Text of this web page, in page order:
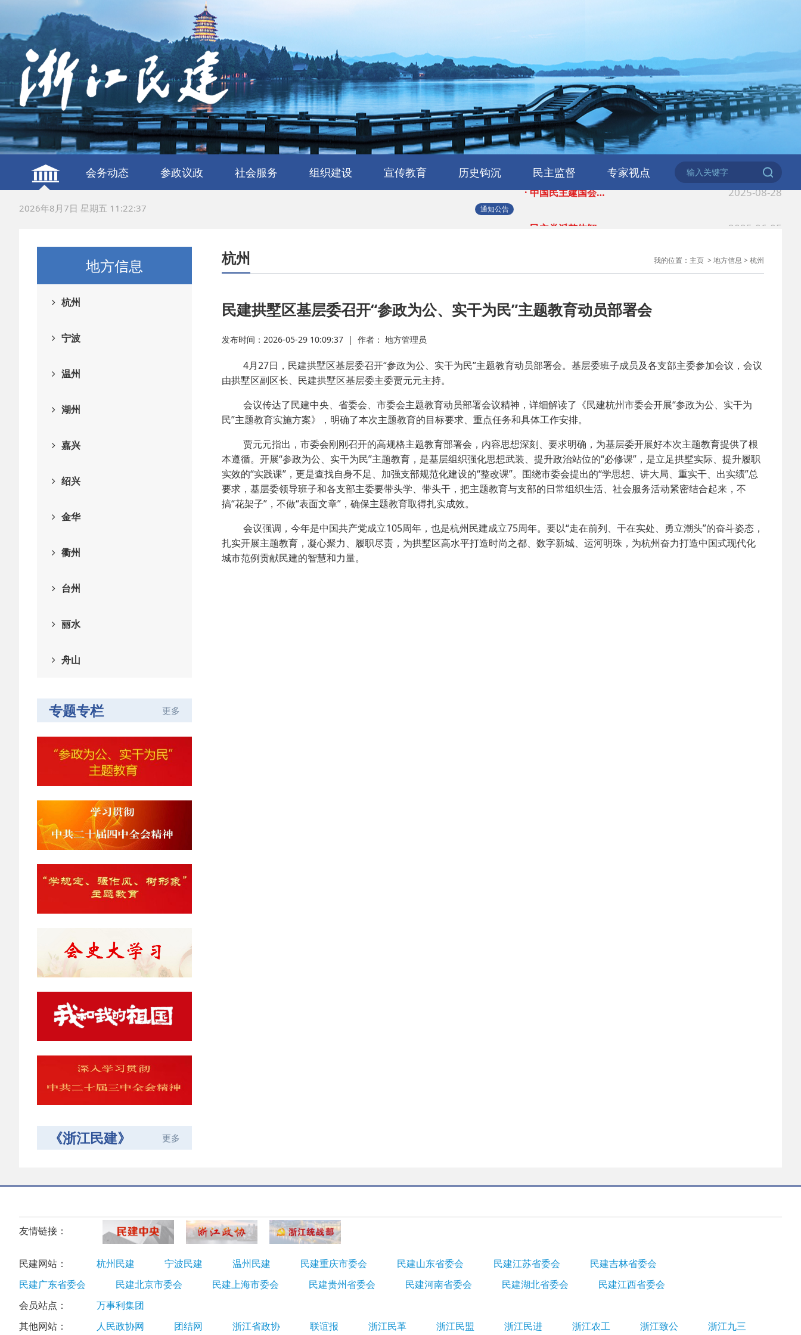
会务动态 参政议政 社会服务 组织建设 宣传教育 历史钩沉
浙江民建简史
人物传略
史海撷珠
浙江民建大事记
历史图库
民主监督 专家视点
2026年8月7日 星期五 11:22:38 通知公告
· 民建北仑六支部… 2026-06-18
· 中国民主建国会… 2026-02-25
· 中国民主建国会… 2025-08-28
· 中国民主建国会…
· 中国民主建国会…
· 中国民主建国会… 2025-08-28
· 民主党派整体智… 2025-06-05
· 民建省委会民主… 2025-04-10
地方信息
杭州
宁波
温州
湖州
嘉兴
绍兴
金华
衢州
台州
丽水
舟山
专题专栏 更多
《浙江民建》 更多
杭州 我的位置： 主页 > 地方信息 > 杭州
民建拱墅区基层委召开“参政为公、实干为民”主题教育动员部署会
发布时间：2026-05-29 10:09:37 | 作者： 地方管理员
4月27日，民建拱墅区基层委召开“参政为公、实干为民”主题教育动员部署会。基层委班子成员及各支部主委参加会议，会议
由拱墅区副区长、民建拱墅区基层委主委贾元元主持。
会议传达了民建中央、省委会、市委会主题教育动员部署会议精神，详细解读了《民建杭州市委会开展“参政为公、实干为
民”主题教育实施方案》，明确了本次主题教育的目标要求、重点任务和具体工作安排。
贾元元指出，市委会刚刚召开的高规格主题教育部署会，内容思想深刻、要求明确，为基层委开展好本次主题教育提供了根
本遵循。开展“参政为公、实干为民”主题教育，是基层组织强化思想武装、提升政治站位的“必修课”，是立足拱墅实际、提升履职
实效的“实践课”，更是查找自身不足、加强支部规范化建设的“整改课”。围绕市委会提出的“学思想、讲大局、重实干、出实绩”总
要求，基层委领导班子和各支部主委要带头学、带头干，把主题教育与支部的日常组织生活、社会服务活动紧密结合起来，不
搞“花架子”，不做“表面文章”，确保主题教育取得扎实成效。
会议强调，今年是中国共产党成立105周年，也是杭州民建成立75周年。要以“走在前列、干在实处、勇立潮头”的奋斗姿态，
扎实开展主题教育，凝心聚力、履职尽责，为拱墅区高水平打造时尚之都、数字新城、运河明珠，为杭州奋力打造中国式现代化
城市范例贡献民建的智慧和力量。
友情链接：
民建网站： 杭州民建 宁波民建 温州民建 民建重庆市委会 民建山东省委会 民建江苏省委会
民建吉林省委会
民建广东省委会
民建北京市委会 民建上海市委会 民建贵州省委会 民建河南省委会 民建湖北省委会
民建江西省委会
会员站点：
万事利集团
其他网站：
人民政协网 团结网 浙江省政协 联谊报 浙江民革 浙江民盟 浙江民进 浙江农工 浙江致公 浙江九三